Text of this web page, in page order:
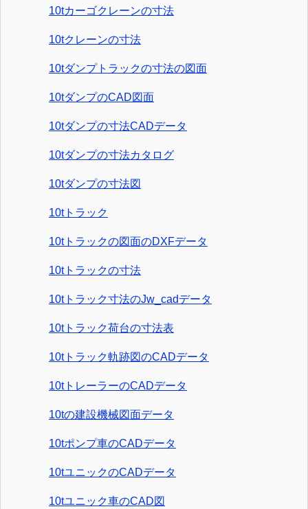
10tカーゴクレーンの寸法
10tクレーンの寸法
10tダンプトラックの寸法の図面
10tダンプのCAD図面
10tダンプの寸法CADデータ
10tダンプの寸法カタログ
10tダンプの寸法図
10tトラック
10tトラックの図面のDXFデータ
10tトラックの寸法
10tトラック寸法のJw_cadデータ
10tトラック荷台の寸法表
10tトラック軌跡図のCADデータ
10tトレーラーのCADデータ
10tの建設機械図面データ
10tポンプ車のCADデータ
10tユニックのCADデータ
10tユニック車のCAD図